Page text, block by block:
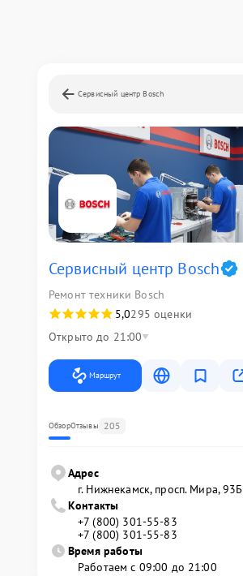
Сервисный центр Bosch
Сервисный центр Bosch
Ремонт техники Bosch
5,0295 оценки
Открыто до 21:00
Маршрут
ОбзорОтзывы 205
Адрес
г. Нижнекамск, просп. Мира, 93Б
Контакты
+7 (800) 301-55-83
+7 (800) 301-55-83
Время работы
Работаем с 09:00 до 21:00